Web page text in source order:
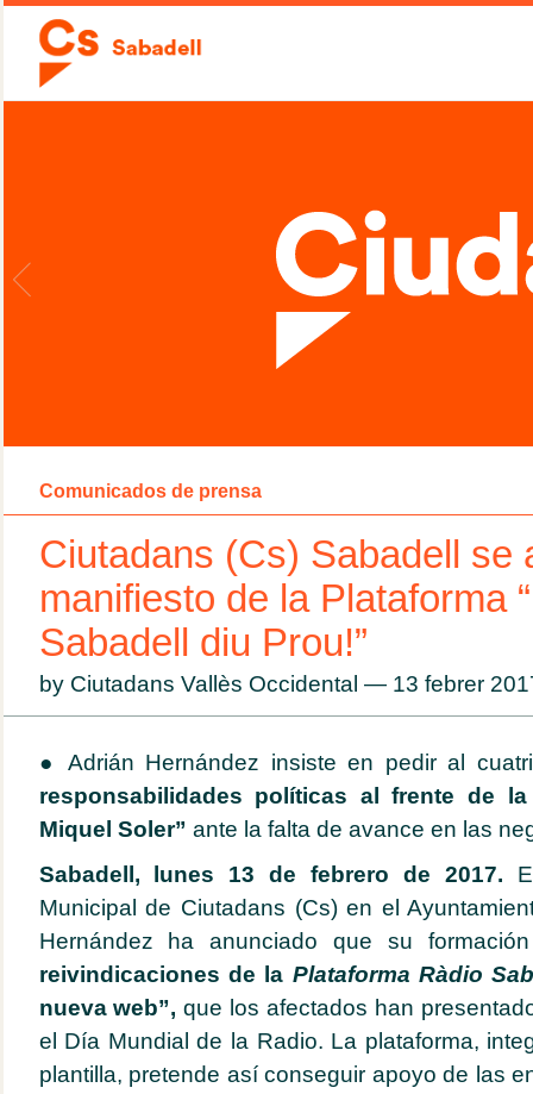
Comunicados de prensa
Ciutadans (Cs) Sabadell se
manifiesto de la Plataforma
Sabadell diu Prou!”
by Ciutadans Vallès Occidental — 13 febrer
● Adrián Hernández insiste en pedir al
responsabilidades políticas al frente de
Miquel Soler” ante la falta de avance en las
Sabadell, lunes 13 de febrero de 2017.
Municipal de Ciutadans (Cs) en el
Hernández ha anunciado que su
reivindicaciones de la Plataforma Ràdio
nueva web”, que los afectados han
el Día Mundial de la Radio. La plataforma,
plantilla, pretende así conseguir apoyo de las